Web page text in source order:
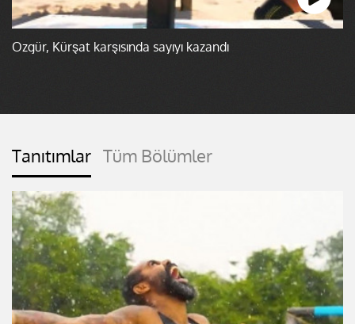
Özgür, Kürşat karşısında sayıyı kazandı
Tanıtımlar Tüm Bölümler